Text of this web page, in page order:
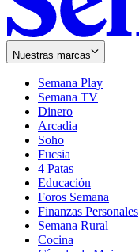
Nuestras marcas
Semana Play
Semana TV
Dinero
Arcadia
Soho
in
new
window
Fucsia
in
new
window
4 Patas
Educación
Foros Semana
Finanzas Personales
Semana Rural
Cocina